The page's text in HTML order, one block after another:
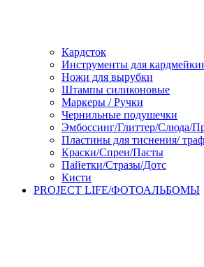
Кардсток
Инструменты для
Ножи для вырубки
Штампы силиконовые
Маркеры / Ручки
Чернильные подушечки
Эмбоссинг/Глиттер/Слюда/
Пластины для тиснения/
Краски/Спреи/Пасты
Пайетки/Стразы/Дотс
Кисти
PROJECT LIFE/ФОТОАЛЬБОМЫ